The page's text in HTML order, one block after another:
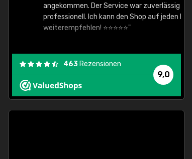
angekommen. Der Service war zuverlässig und
professionell. Ich kann den Shop auf jeden Fall
weiterempfehlen! ⭐⭐⭐⭐⭐"
9,0
463 Rezensionen